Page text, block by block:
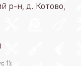
р-н, д. Котово,
1):